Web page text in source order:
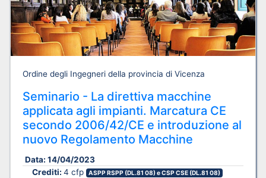
Ordine degli Ingegneri della provincia di Vicenza
Seminario - La direttiva macchine
applicata agli impianti. Marcatura CE
secondo 2006/42/CE e introduzione al
nuovo Regolamento Macchine
Data: 14/04/2023
Crediti: 4 cfp ASPP RSPP (DL.81 08) e CSP CSE (DL.81 08)